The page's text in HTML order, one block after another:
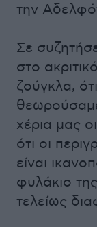
την
Σε
στο
ζούγκλα,
χέρια μας
ότι οι
είναι
φυλάκιο
τελείως